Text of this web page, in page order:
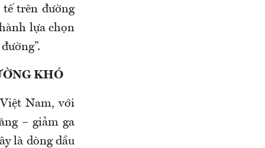
trên đường
lựa chọn
KHÓ
Nam, với
– giảm ga
là dòng dầu